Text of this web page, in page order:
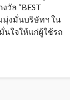
ล “BEST
มุ่งมั่นบริษัทฯ ใน
นใจให้แก่ผู้ใช้รถ